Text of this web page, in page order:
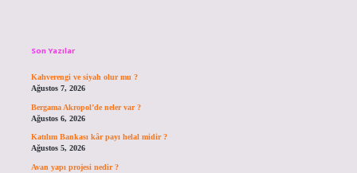
Son Yazılar
Kahverengi ve siyah olur mu ?
Ağustos 7, 2026
Bergama Akropol’de neler var ?
Ağustos 6, 2026
Katılım Bankası kâr payı helal midir ?
Ağustos 5, 2026
Avan yapı projesi nedir ?